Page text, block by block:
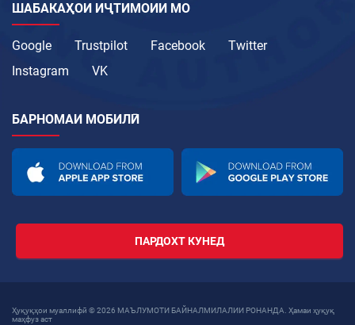
ШАБАКАҲОИ ИҶТИМОИИ МО
Google Trustpilot Facebook
Twitter
Instagram
VK
БАРНОМАИ МОБИЛӢ
ПАРДОХТ КУНЕД
Ҳуқуқҳои муаллифӣ © 2026 МАЪЛУМОТИ БАЙНАЛМИЛАЛИИ РОНАНДА. Ҳамаи ҳуқуқ
маҳфуз аст